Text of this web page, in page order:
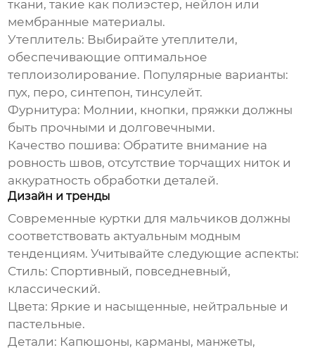
ткани, такие как полиэстер, нейлон или
мембранные материалы.
Утеплитель: Выбирайте утеплители,
обеспечивающие оптимальное
теплоизолирование. Популярные варианты:
пух, перо, синтепон, тинсулейт.
Фурнитура: Молнии, кнопки, пряжки должны
быть прочными и долговечными.
Качество пошива: Обратите внимание на
ровность швов, отсутствие торчащих ниток и
аккуратность обработки деталей.
Дизайн и тренды
Современные куртки для мальчиков должны
соответствовать актуальным модным
тенденциям. Учитывайте следующие аспекты:
Стиль: Спортивный, повседневный,
классический.
Цвета: Яркие и насыщенные, нейтральные и
пастельные.
Детали: Капюшоны, карманы, манжеты,